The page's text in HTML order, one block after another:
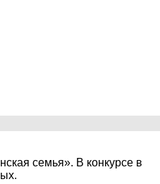
семья». В конкурсе в